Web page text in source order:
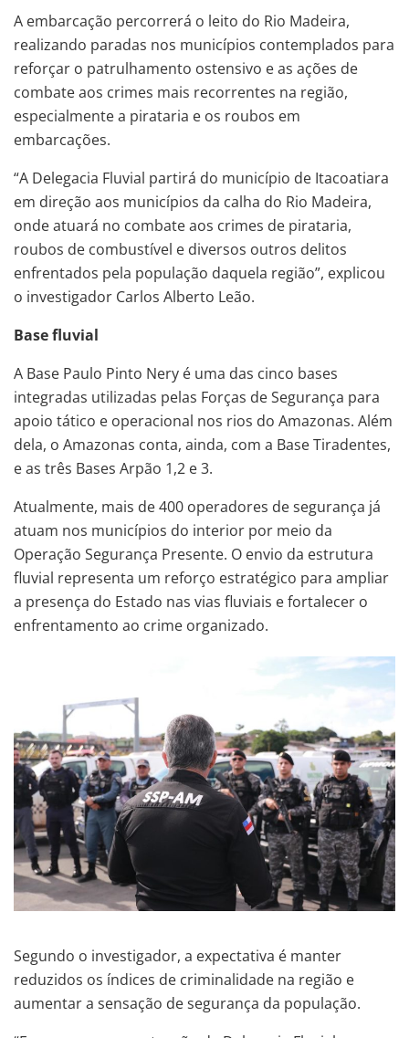
A embarcação percorrerá o leito do Rio Madeira,
realizando paradas nos municípios contemplados para
reforçar o patrulhamento ostensivo e as ações de
combate aos crimes mais recorrentes na região,
especialmente a pirataria e os roubos em
embarcações.
“A Delegacia Fluvial partirá do município de Itacoatiara
em direção aos municípios da calha do Rio Madeira,
onde atuará no combate aos crimes de pirataria,
roubos de combustível e diversos outros delitos
enfrentados pela população daquela região”, explicou
o investigador Carlos Alberto Leão.
Base fluvial
A Base Paulo Pinto Nery é uma das cinco bases
integradas utilizadas pelas Forças de Segurança para
apoio tático e operacional nos rios do Amazonas. Além
dela, o Amazonas conta, ainda, com a Base Tiradentes,
e as três Bases Arpão 1,2 e 3.
Atualmente, mais de 400 operadores de segurança já
atuam nos municípios do interior por meio da
Operação Segurança Presente. O envio da estrutura
fluvial representa um reforço estratégico para ampliar
a presença do Estado nas vias fluviais e fortalecer o
enfrentamento ao crime organizado.
Segundo o investigador, a expectativa é manter
reduzidos os índices de criminalidade na região e
aumentar a sensação de segurança da população.